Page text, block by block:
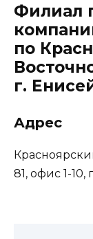
Филиал
по
г.
Адрес
81, офис 1-